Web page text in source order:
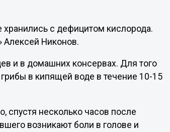
с дефицитом кислорода.
Алексей Никонов.
и в домашних консервах. Для того
в кипящей воде в течение 10-15
спустя несколько часов после
возникают боли в голове и